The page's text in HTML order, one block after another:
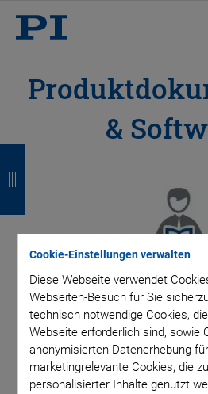
Cookie-Einstellungen verwalten
Diese Webseite verwendet
Webseiten-Besuch für Sie
technisch notwendige Cookies,
Webseite erforderlich sind, sowie
anonymisierten Datenerhebung
marketingrelevante Cookies, die
personalisierter Inhalte genutzt
&
Hier finden Sie Datenblätter,
ü
c
k
ü
c
k
ü
c
k
ü
c
k